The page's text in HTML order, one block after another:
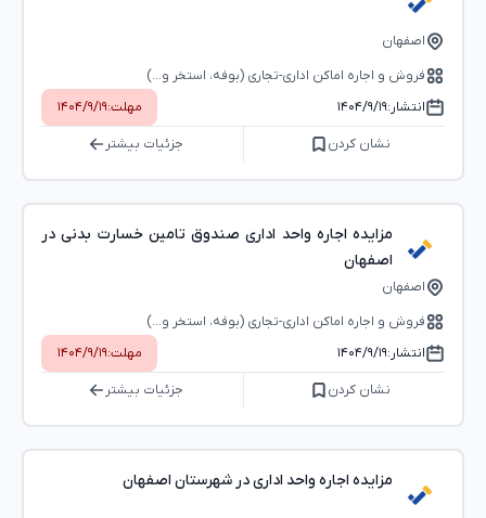
اصفهان
فروش و اجاره اماکن اداری-تجاری (بوفه، استخر و...)
انتشار:۱۴۰۴/۹/۱۹ مهلت:۱۴۰۴/۹/۱۹
نشان کردن جزئیات بیشتر
مزایده اجاره واحد اداری صندوق تامین خسارت بدنی در
اصفهان
اصفهان
فروش و اجاره اماکن اداری-تجاری (بوفه، استخر و...)
انتشار:۱۴۰۴/۹/۱۹ مهلت:۱۴۰۴/۹/۱۹
نشان کردن جزئیات بیشتر
مزایده اجاره واحد اداری در شهرستان اصفهان